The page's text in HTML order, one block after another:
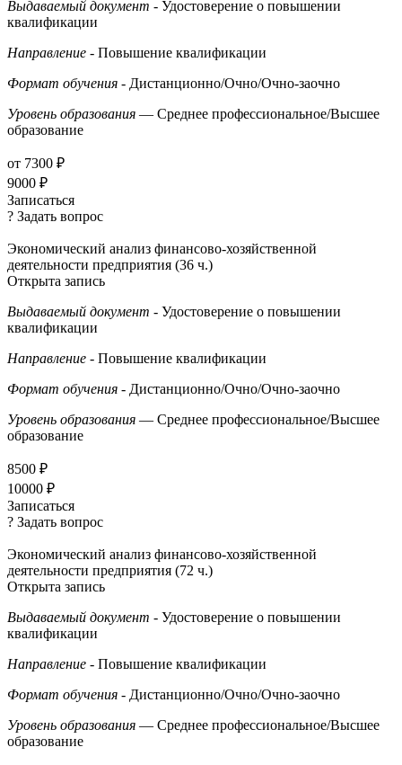
Выдаваемый документ - Удостоверение о повышении
квалификации
Направление - Повышение квалификации
Формат обучения - Дистанционно/Очно/Очно-заочно
Уровень образования — Среднее профессиональное/Высшее
образование
от 7300 ₽
9000 ₽
Записаться
? Задать вопрос
Экономический анализ финансово-хозяйственной
деятельности предприятия (36 ч.)
Открыта запись
Выдаваемый документ - Удостоверение о повышении
квалификации
Направление - Повышение квалификации
Формат обучения - Дистанционно/Очно/Очно-заочно
Уровень образования — Среднее профессиональное/Высшее
образование
8500 ₽
10000 ₽
Записаться
? Задать вопрос
Экономический анализ финансово-хозяйственной
деятельности предприятия (72 ч.)
Открыта запись
Выдаваемый документ - Удостоверение о повышении
квалификации
Направление - Повышение квалификации
Формат обучения - Дистанционно/Очно/Очно-заочно
Уровень образования — Среднее профессиональное/Высшее
образование